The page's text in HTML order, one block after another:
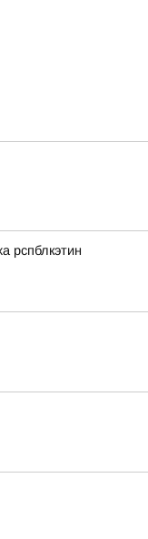
рспблкэтин